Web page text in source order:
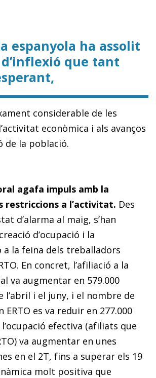
espanyola ha assolit
que tant
considerable de les
econòmica i als avanços
de la població.
agafa impuls amb la
restriccions a l’activitat. Des
d’alarma al maig, s’han
d’ocupació i la
a la feina dels treballadors
En concret, l’afiliació a la
va augmentar en 579.000
l’abril i el juny, i el nombre de
es va reduir en 277.000
efectiva (afiliats que
va augmentar en unes
en el 2T, fins a superar els 19
molt positiva que